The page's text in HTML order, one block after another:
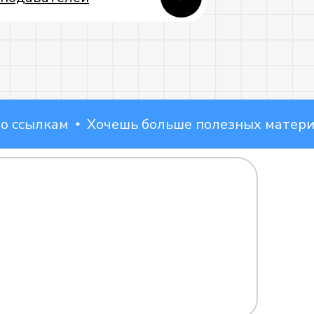
Хочешь больше полезных